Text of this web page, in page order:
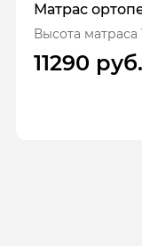
Матрас
Высота матраса
11290 руб.